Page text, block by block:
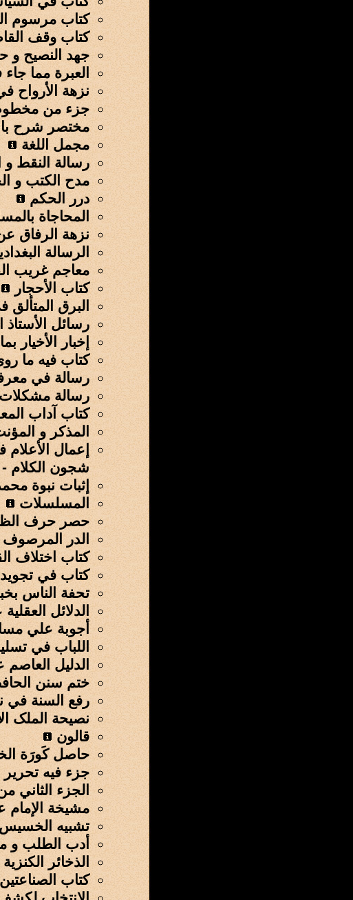
كتاب مرسوم
كتاب وقف
جهد النصيح و
العبرة مما
نزهة الأرواح
جزء من
مختصر شرح
مجمل اللغة
رسالة النقط
مدح الكتب و
درر الحكم
المحاجاة
نزهة الرفاق
الرسالة
معاجم غريب
كتاب الأحجار
البرق
رسائل
إخبار الأخيار
كتاب فيه ما
رسالة في
رسالة
كتاب آداب
المذكر و
إعمال
شجون الكلام -
إثبات نبوة
المسلسلات
حصر حرف
الدر
کتاب اختلاف
کتاب في
تحفة الناس
الدلائل
أجوبة علي
اللباب في
الدليل
ختم سنن
رفع السنة في
نصيحة الملک
قالون
حاصل کَورَة
جزء فيه
الجزء
مشيخة
تشبيه
أدب الطلب و
الذخائر
كتاب